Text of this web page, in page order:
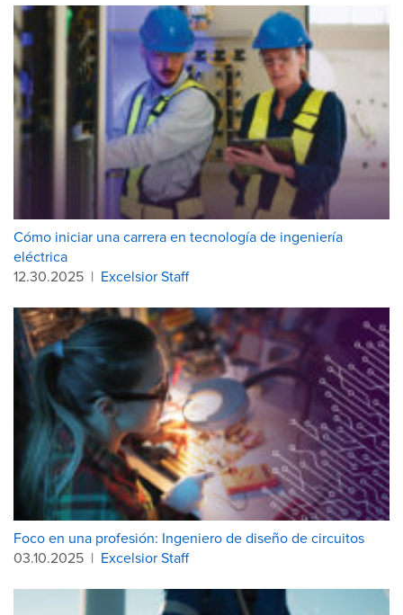
Cómo iniciar una carrera en tecnología de ingeniería
eléctrica
12.30.2025 | Excelsior Staff
Foco en una profesión: Ingeniero de diseño de circuitos
03.10.2025 | Excelsior Staff